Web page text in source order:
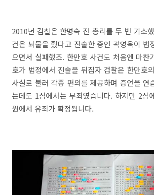
2010년 검찰은 한명숙 전 총리를 두 번 기소
건은 뇌물을 줬다고 진술한 증인 곽영욱이 법
으면서 실패했죠. 한만호 사건도 처음엔 마찬
호가 법정에서 진술을 뒤집자 검찰은 한만호
사실로 불러 각종 편의를 제공하며 증언을 연
는데도 1심에서는 무죄였습니다. 하지만 2심
원에서 유죄가 확정됩니다.